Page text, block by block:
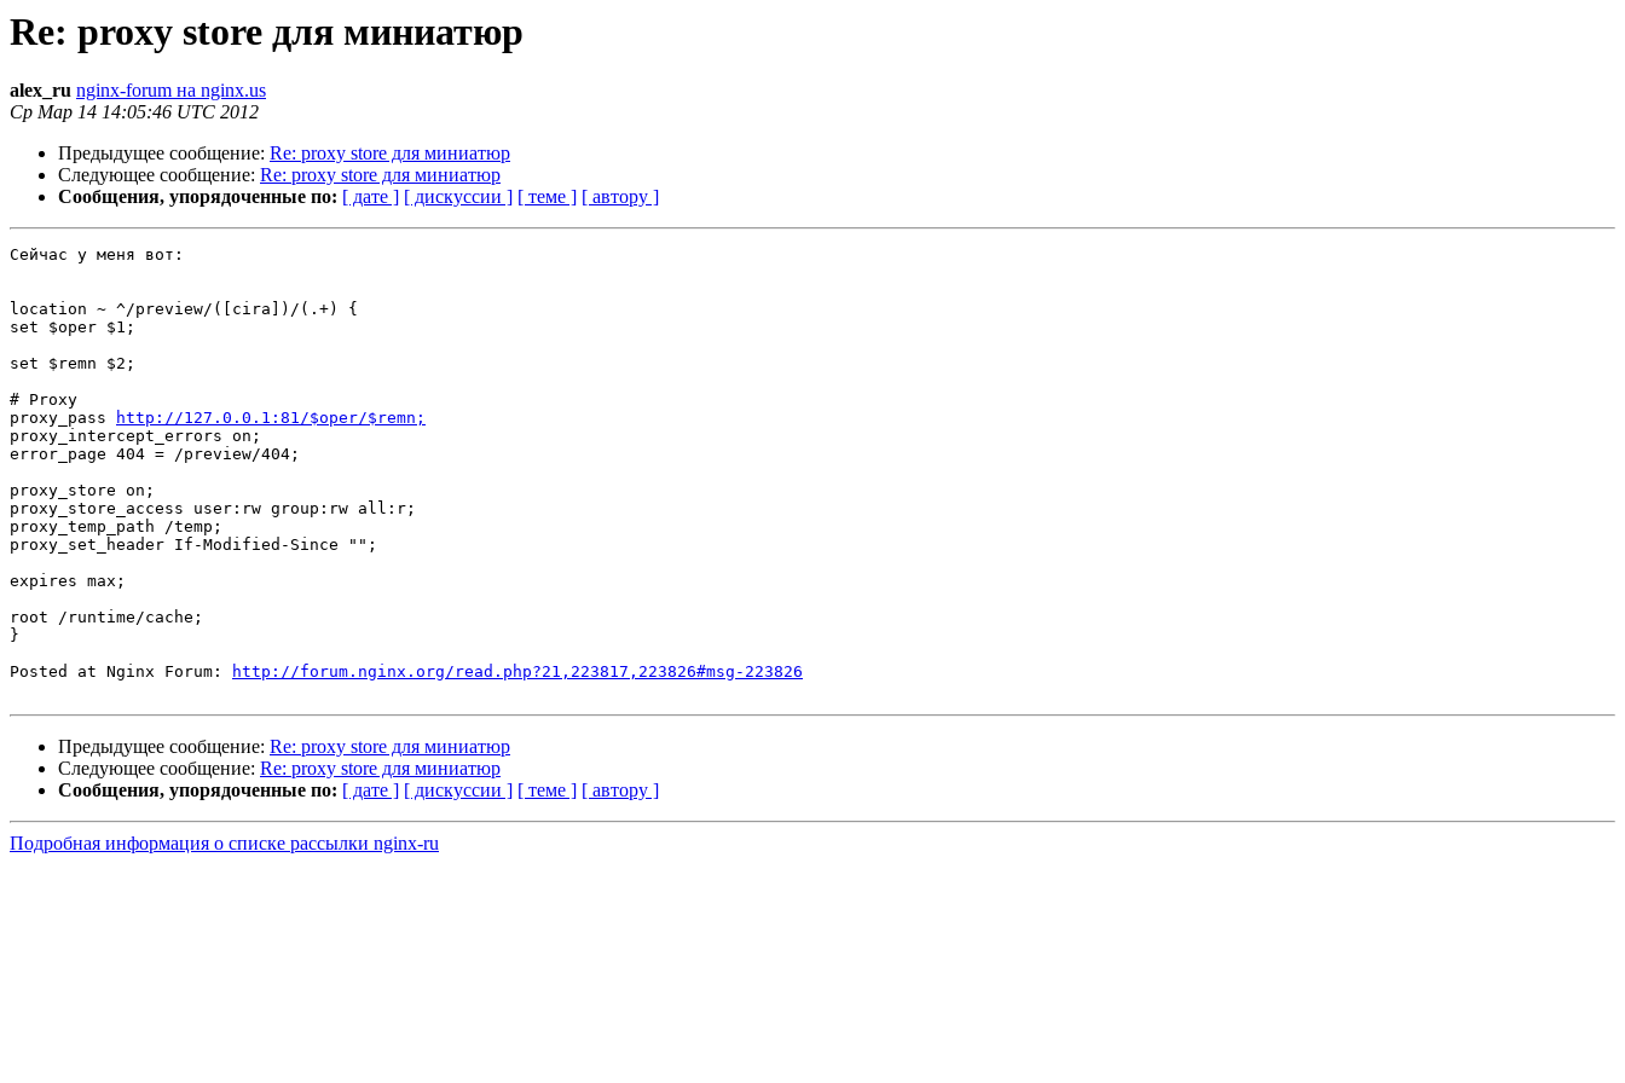
Re: proxy store для миниатюр
alex_ru nginx-forum на nginx.us
Ср Мар 14 14:05:46 UTC 2012
Предыдущее сообщение: Re: proxy store для миниатюр
Следующее сообщение: Re: proxy store для миниатюр
Сообщения, упорядоченные по: [ дате ] [ дискуссии ] [ теме ] [ автору ]
Сейчас у меня вот:
location ~ ^/preview/([cira])/(.+) {
set $oper $1;
set $remn $2;
# Proxy
proxy_pass
http://127.0.0.1:81/$oper/$remn;
proxy_intercept_errors on;
error_page 404 = /preview/404;
proxy_store on;
proxy_store_access user:rw group:rw all:r;
proxy_temp_path /temp;
proxy_set_header If-Modified-Since "";
expires max;
root /runtime/cache;
}
Posted at Nginx Forum:
http://forum.nginx.org/read.php?21,223817,223826#msg-223826
Предыдущее сообщение: Re: proxy store для миниатюр
Следующее сообщение: Re: proxy store для миниатюр
Сообщения, упорядоченные по: [ дате ] [ дискуссии ] [ теме ] [ автору ]
Подробная информация о списке рассылки nginx-ru